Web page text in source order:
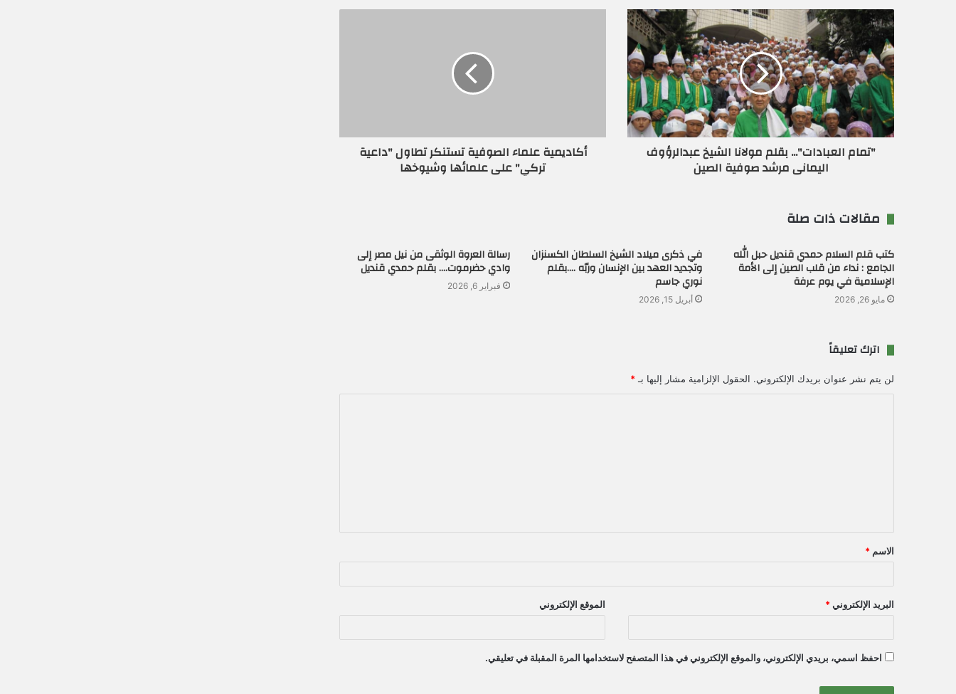
ك
ا
ل
إ
ل
ك
ت
ر
و
ن
"تمام العبادات"... بقلم مولانا الشيخ عبدالرؤوف
اليمانى مرشد صوفية الصين
أكاديمية علماء الصوفية تستنكر تطاول "داعية
تركي" على علمائها وشيوخها
مقالات ذات صلة
كتب قلم السلام حمدي قنديل حبل الله
الجامع : نداء من قلب الصين إلى الأمة
الإسلامية في يوم عرفة
مايو 26, 2026
في ذكرى ميلاد الشيخ السلطان الكسنزان
وتجديد العهد بين الإنسان وربّه ….بقلم
نوري جاسم
أبريل 15, 2026
رسالة العروة الوثقى من نيل مصر إلى
وادي حضرموت…. بقلم حمدي قنديل
فبراير 6, 2026
اترك تعليقاً
لن يتم نشر عنوان بريدك الإلكتروني. الحقول الإلزامية مشار إليها بـ *
ق
*
الاسم *
البريد الإلكتروني * الموقع الإلكتروني
احفظ اسمي، بريدي الإلكتروني، والموقع الإلكتروني في هذا المتصفح لاستخدامها المرة المقبلة في تعليقي.